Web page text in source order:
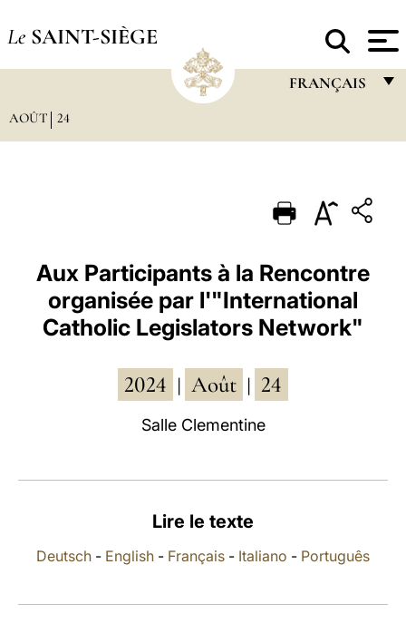
Le SAINT-SIÈGE
FRANÇAIS
PORTUGUÊS
DEUTSCH
POLSKI
العربيّة
中文
AOÛT 24
Aux Participants à la Rencontre
organisée par l'"International
Catholic Legislators Network"
2024 Août 24
Salle Clementine
Lire le texte
Deutsch - English - Français - Italiano - Português